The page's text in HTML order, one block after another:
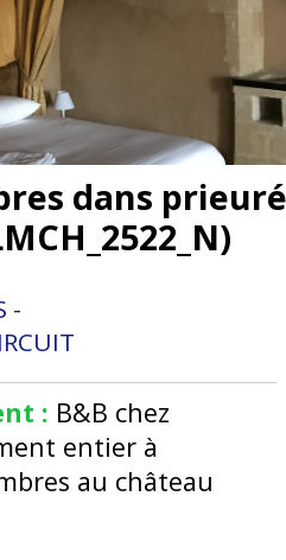
dans prieuré
)
: B&B chez
entier à
au château